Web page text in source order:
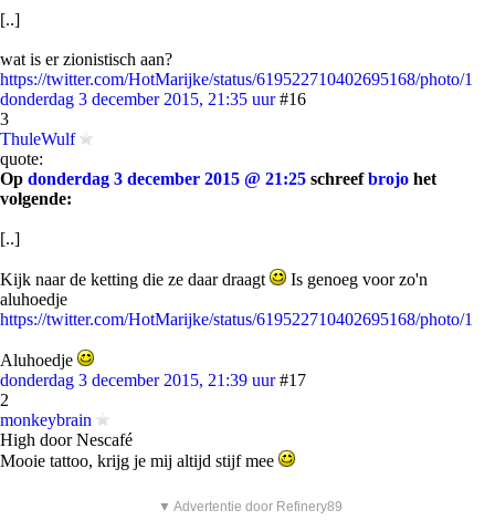
[..]
wat is er zionistisch aan?
https://twitter.com/HotMarijke/status/619522710402695168/photo/1
donderdag 3 december 2015, 21:35 uur #16
3
ThuleWulf
quote:
Op donderdag 3 december 2015 @ 21:25 schreefbrojo het
volgende:
[..]
Kijk naar de ketting die ze daar draagt
Is genoeg voor zo'n
aluhoedje
https://twitter.com/HotMarijke/status/619522710402695168/photo/1
Aluhoedje
donderdag 3 december 2015, 21:39 uur #17
2
monkeybrain
High door Nescafé
Mooie tattoo, krijg je mij altijd stijf mee
▼ Advertentie door Refinery89